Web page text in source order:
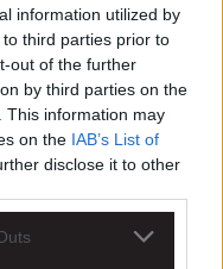
information utilized by
third parties prior to
out of the further
by third parties on the
This information may
on the IAB’s List of
disclose it to other